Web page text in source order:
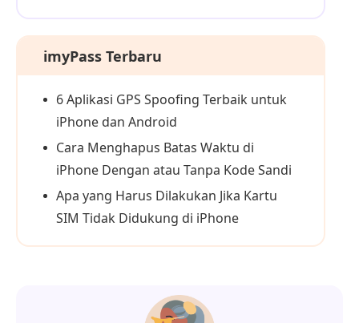
imyPass Terbaru
6 Aplikasi GPS Spoofing Terbaik untuk
iPhone dan Android
Cara Menghapus Batas Waktu di
iPhone Dengan atau Tanpa Kode Sandi
Apa yang Harus Dilakukan Jika Kartu
SIM Tidak Didukung di iPhone